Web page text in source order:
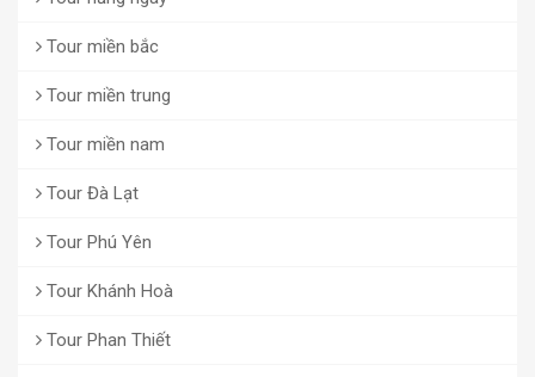
Tour miền bắc
Tour miền trung
Tour miền nam
Tour Đà Lạt
Tour Phú Yên
Tour Khánh Hoà
Tour Phan Thiết